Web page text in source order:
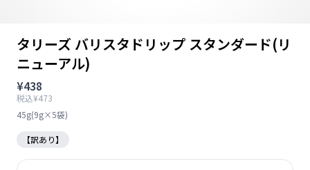
タリーズ バリスタドリップ スタンダード(リ
ニューアル)
¥438
税込¥473
45g(9g×5袋)
【訳あり】